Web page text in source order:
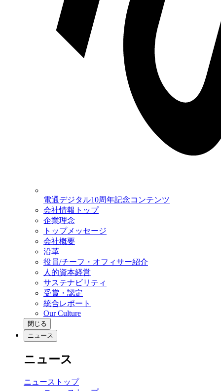
電通デジタル10周年記念コンテンツ
会社情報トップ
企業理念
トップメッセージ
会社概要
沿革
役員/チーフ・オフィサー紹介
人的資本経営
サステナビリティ
受賞・認定
統合レポート
Our Culture
閉じる
ニュース
ニュース
ニューストップ